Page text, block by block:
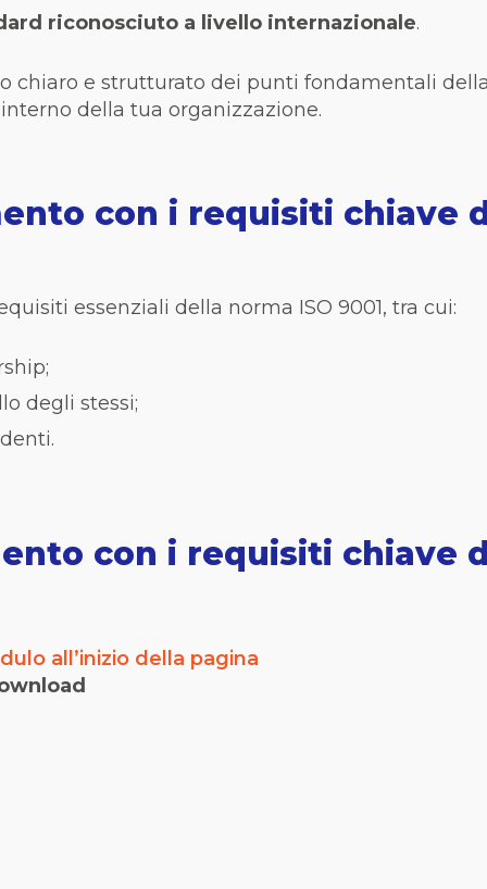
riconosciuto a livello internazionale.
chiaro e strutturato dei punti fondamentali
della tua organizzazione.
con i requisiti chiave
essenziali della norma ISO 9001, tra cui:
degli stessi;
con i requisiti chiave
all’inizio della pagina